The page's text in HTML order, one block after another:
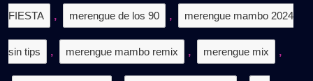
FIESTA , merengue de los 90 , merengue mambo 2024
sin tips , merengue mambo remix , merengue mix ,